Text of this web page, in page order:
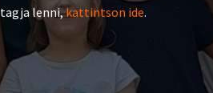
tagja lenni,kattintson ide.